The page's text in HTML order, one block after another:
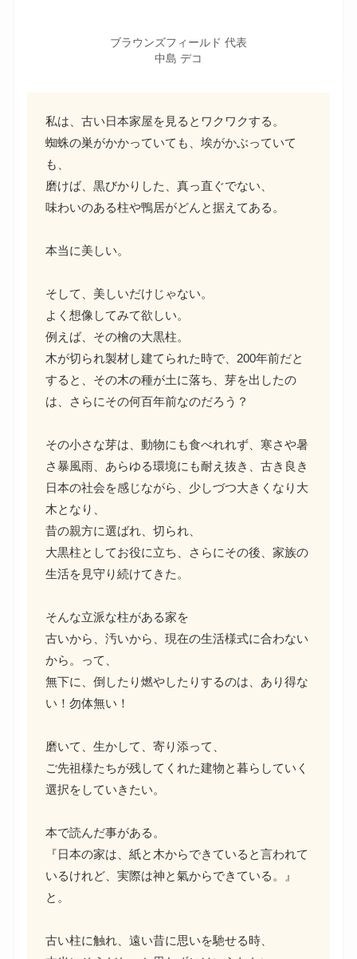
ブラウンズフィールド 代表
中島 デコ
私は、古い日本家屋を見るとワクワクする。
蜘蛛の巣がかかっていても、埃がかぶっていて
も、
磨けば、黒びかりした、真っ直ぐでない、
味わいのある柱や鴨居がどんと据えてある。
本当に美しい。
そして、美しいだけじゃない。
よく想像してみて欲しい。
例えば、その檜の大黒柱。
木が切られ製材し建てられた時で、200年前だと
すると、その木の種が土に落ち、芽を出したの
は、さらにその何百年前なのだろう？
その小さな芽は、動物にも食べれれず、寒さや暑
さ暴風雨、あらゆる環境にも耐え抜き、古き良き
日本の社会を感じながら、少しづつ大きくなり大
木となり、
昔の親方に選ばれ、切られ、
大黒柱としてお役に立ち、さらにその後、家族の
生活を見守り続けてきた。
そんな立派な柱がある家を
古いから、汚いから、現在の生活様式に合わない
から。って、
無下に、倒したり燃やしたりするのは、あり得な
い！勿体無い！
磨いて、生かして、寄り添って、
ご先祖様たちが残してくれた建物と暮らしていく
選択をしていきたい。
本で読んだ事がある。
『日本の家は、紙と木からできていると言われて
いるけれど、実際は神と氣からできている。』
と。
古い柱に触れ、遠い昔に思いを馳せる時、